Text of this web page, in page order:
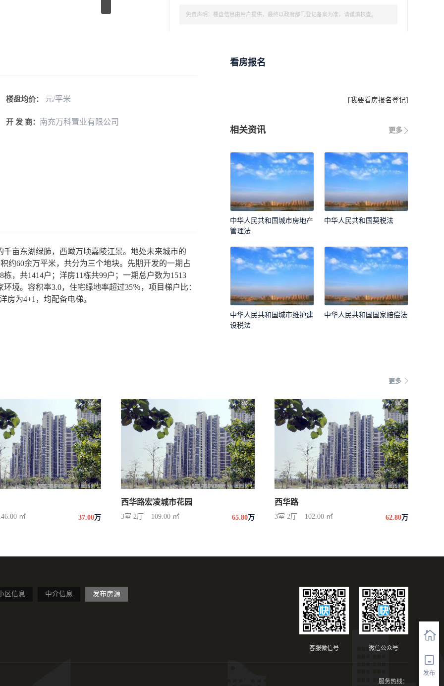
发布
免责声明：楼盘信息由用户提供，最终以政府部门登记备案为准，请谨慎核查。
楼盘均价： 元/平米
开 发 商： 南充万科置业有限公司
亩东湖绿肺，西瞰万顷嘉陵江景。地处未来城市的
约60余万平米，共分为三个地块。先期开发的一期占
，共1414户；洋房11栋共99户；一期总户数为1513
境。容积率3.0，住宅绿地率超过35％，项目梯户比：
房为4+1，均配备电梯。
看房报名
[我要看房报名登记]
更多
相关资讯
中华人民共和国城市房地产
管理法
中华人民共和国契税法
中华人民共和国城市维护建
设税法
中华人民共和国国家赔偿法
更多
㎡ 37.00万
西华路宏凌城市花园
3室 2厅 109.00 ㎡ 65.80万
西华路
3室 2厅 102.00 ㎡ 62.80万
区信息 中介信息 发布房源
微信公众号
客服微信号
服务热线：